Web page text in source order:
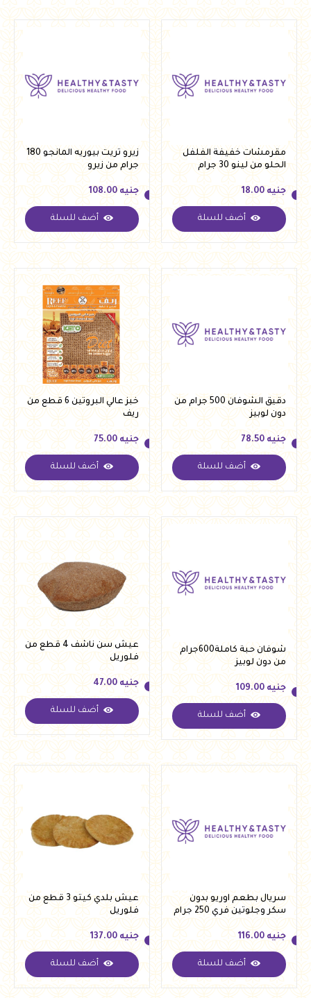
مقرمشات خفيفة الفلفل
الحلو من لينو 30 جرام
جنيه
جنيه 18.00
أضف للسلة
زيرو تريت بيوريه المانجو 180
جرام من زيرو
جنيه
جنيه 108.00
أضف للسلة
دقيق الشوفان 500 جرام من
دون لوبيز
جنيه
جنيه 78.50
أضف للسلة
خبز عالي البروتين 6 قطع من
ريف
جنيه
جنيه 75.00
أضف للسلة
شوفان حبة كاملة600جرام
من دون لوبيز
جنيه
جنيه 109.00
أضف للسلة
عيش سن ناشف 4 قطع من
فلوريل
جنيه
جنيه 47.00
أضف للسلة
سريال بطعم اوريو بدون
سكر وجلوتين فري 250 جرام
من فيردي
جنيه
جنيه 116.00
أضف للسلة
عيش بلدي كيتو 3 قطع من
فلوريل
جنيه
جنيه 137.00
أضف للسلة